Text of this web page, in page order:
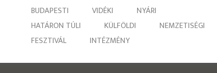
BUDAPESTI VIDÉKI
NYÁRI
HATÁRON TÚLI
KÜLFÖLDI
NEMZETISÉGI
FESZTIVÁL
INTÉZMÉNY